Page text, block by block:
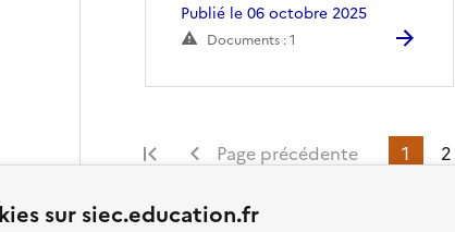
sur siec.education.fr
Publié le 06 octobre 2025
Documents : 1
Première page
Page précédente 1 2